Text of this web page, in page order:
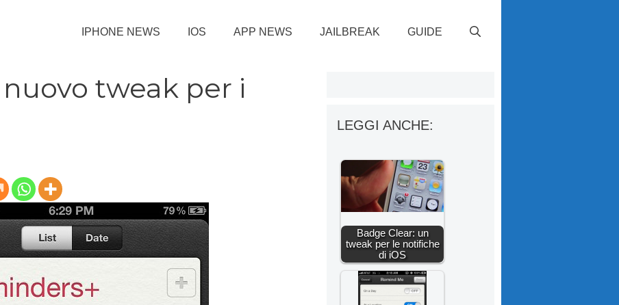
IPHONE NEWS IOS APP NEWS JAILBREAK GUIDE
tweak per i
LEGGI ANCHE:
Badge Clear: un
tweak per le notifiche
di iOS